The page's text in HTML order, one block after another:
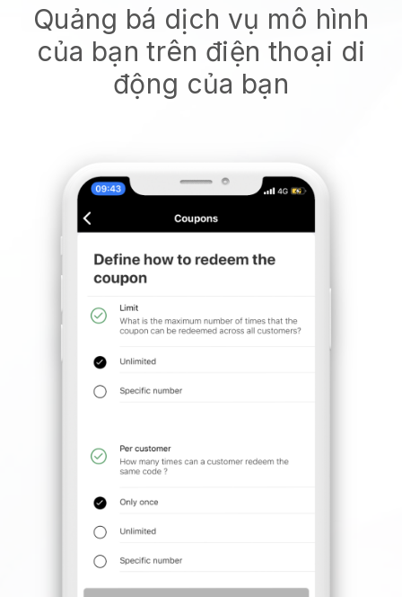
Quảng bá dịch vụ mô hình
của bạn trên điện thoại di
động của bạn